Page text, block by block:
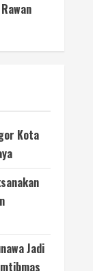
Kota
Jadi